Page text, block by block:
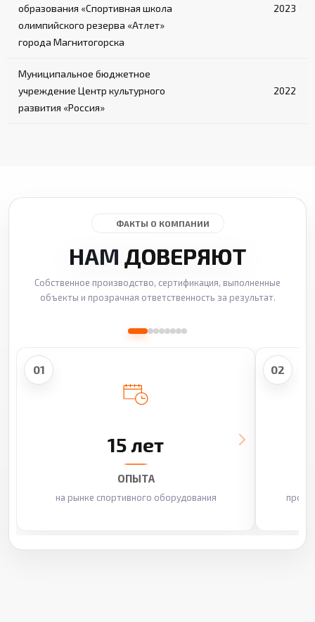
образования «Спортивная школа
олимпийского резерва «Атлет»
города Магнитогорска
2023
Муниципальное бюджетное
учреждение Центр культурного
развития «Россия»
2022
ФАКТЫ О КОМПАНИИ
НАМ ДОВЕРЯЮТ
Собственное производство, сертификация, выполненные
объекты и прозрачная ответственность за результат.
01
15 лет
ОПЫТА
на рынке спортивного оборудования
02